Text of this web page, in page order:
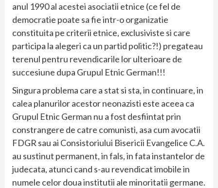
anul 1990 al acestei asociatii etnice (ce fel de
democratie poate sa fie intr-o organizatie
constituita pe criterii etnice, exclusiviste si care
participa la alegeri ca un partid politic?!) pregateau
terenul pentru revendicarile lor ulterioare de
succesiune dupa Grupul Etnic German!!!
Singura problema care a stat si sta, in continuare, in
calea planurilor acestor neonazisti este aceea ca
Grupul Etnic German nu a fost desfiintat prin
constrangere de catre comunisti, asa cum avocatii
FDGR sau ai Consistoriului Bisericii Evangelice C.A.
au sustinut permanent, in fals, in fata instantelor de
judecata, atunci cand s-au revendicat imobile in
numele celor doua institutii ale minoritatii germane.